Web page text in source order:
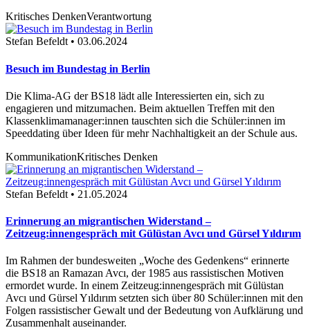
Kritisches DenkenVerantwortung
Stefan Befeldt • 03.06.2024
Besuch im Bundestag in Berlin
Die Klima-AG der BS18 lädt alle Interessierten ein, sich zu
engagieren und mitzumachen. Beim aktuellen Treffen mit den
Klassenklimamanager:innen tauschten sich die Schüler:innen im
Speeddating über Ideen für mehr Nachhaltigkeit an der Schule aus.
KommunikationKritisches Denken
Stefan Befeldt • 21.05.2024
Erinnerung an migrantischen Widerstand –
Zeitzeug:innengespräch mit Gülüstan Avcı und Gürsel Yıldırım
Im Rahmen der bundesweiten „Woche des Gedenkens“ erinnerte
die BS18 an Ramazan Avcı, der 1985 aus rassistischen Motiven
ermordet wurde. In einem Zeitzeug:innengespräch mit Gülüstan
Avcı und Gürsel Yıldırım setzten sich über 80 Schüler:innen mit den
Folgen rassistischer Gewalt und der Bedeutung von Aufklärung und
Zusammenhalt auseinander.